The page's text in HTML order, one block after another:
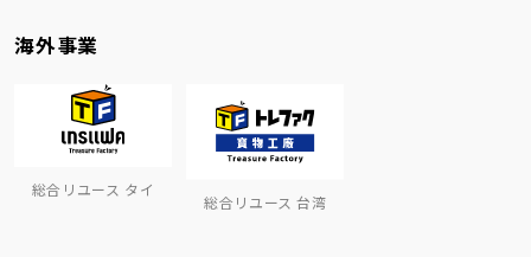
海外事業
総合リユース タイ
総合リユース 台湾